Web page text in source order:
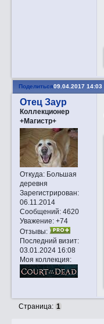
Поделиться09.04.2017 14:03
Отец Заур
Коллекционер
+Магистр+
Откуда:Большая
деревня
Зарегистрирован:
06.11.2014
Сообщений:4620
Уважение: +74
Отзывы:
Последний визит:
03.01.2024 16:08
Моя коллекция:
Страница: 1